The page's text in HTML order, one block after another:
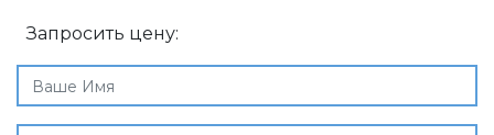
Запросить цену: